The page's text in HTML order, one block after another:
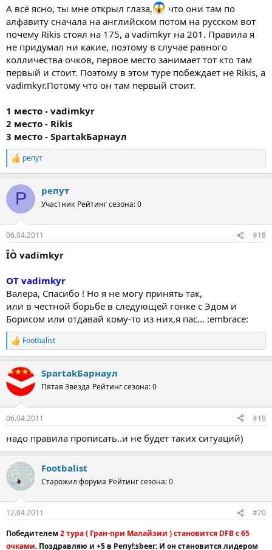
…я специально перечислил( а это неполный список) откуда эти
места у
игроков – т.е. начинается с названий команд цифры,далее
названия по
алфавиту на английском , ну и потом на русском, - если ты
считаешь,
что Ред Булл окрыляет! играет хуже, чем Rikis-F1,то это не так –
сыграли ровно у Рикиса, правда отобрали очко за глока, а то
проще.Почему у Вадимкура 1 позиция – не знаю.
Не трать время на конференции, тебе не ответят ,а создай
правила сам!
………………………………………….
В данном туре ты можешь не давать этот пятак никому,а
оставить на
приплюсуешь или поступить, как хочешь – ты ведущий тебе и
правила
составлять. В других конкурсах, при равенстве, прибавляют,
тому у кого
общий зачёт по форуму больше –ох придётся тебе повозиться
! :sbeer:
А всё ясно, ты мне открыл глаза,
что они там по
алфавиту сначала на английском потом на русском вот
почему Rikis стоял на 175, а vadimkyr на 201. Правила я
не придумал ни какие, поэтому в случае равного
колличества очков, первое место занимает тот кто там
первый и стоит. Поэтому в этом туре побеждает не Rikis, a
vadimkyr.Потому что он там первый стоит.
1 место - vadimkyr
2 место - Rikis
3 место - SpartakБарнаул
Р
е
к
и
репут
Р репут
Участник Рейтинг сезона: 0
06.04.2011 #18
ÎÒ vadimkyr
ОТ vadimkyr
Валера, Спасибо ! Но я не могу принять так,
или в честной борьбе в следующей гонке с Эдом и
Борисом или отдавай кому-то из них,я пас... :embrace:
Р
е
к
ц
и
Footbalist
SpartakБарнаул
Пятая Звезда Рейтинг сезона: 0
06.04.2011 #19
надо правила прописать..и не будет таких ситуаций)
Footbalist
Старожил форума Рейтинг сезона: 0
12.04.2011
#20
Победителем2 тура ( Гран-при Малайзии ) становится DFB с 65
очками. Поздравляю и +5 в Репу!:sbeer: И он становится лидером